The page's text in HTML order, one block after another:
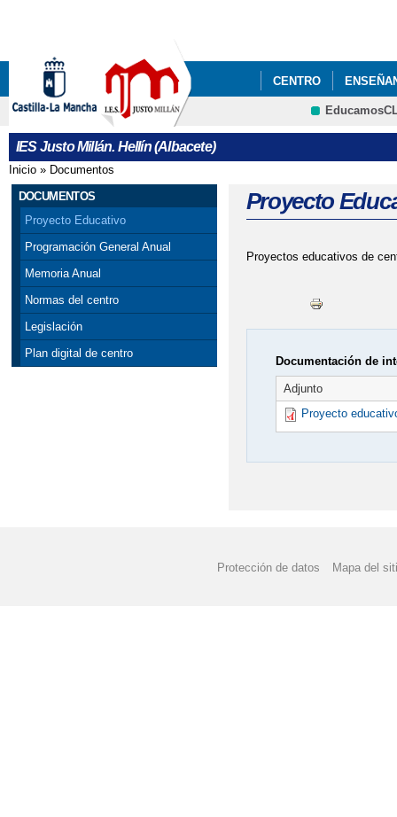
CENTRO
ENLACES
IES Justo Millán. Hellín (Albacete)
Se encuentra usted aquí
Inicio » Documentos
DOCUMENTOS
Proyecto Educativo
Programación General Anual
Memoria Anual
Normas del centro
Legislación
Plan digital de centro
Proyecto
Proyectos educativos de
Documentación de
Adjunto
Proyecto
Protección de datos Mapa del